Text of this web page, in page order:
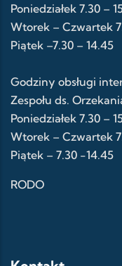
Poniedziałek 7.30 –
Wtorek – Czwartek
Piątek –7.30 – 14.45
Godziny obsługi
Zespołu ds.
Poniedziałek 7.30 –
Wtorek – Czwartek
Piątek – 7.30 -14.45
RODO